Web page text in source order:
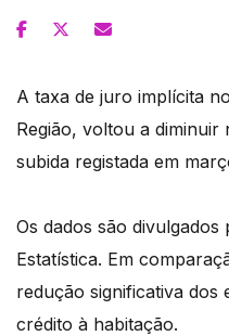
A taxa de juro implícita
Região, voltou a diminuir
subida registada em
Os dados são
Estatística. Em
redução significativa dos
crédito à habitação.